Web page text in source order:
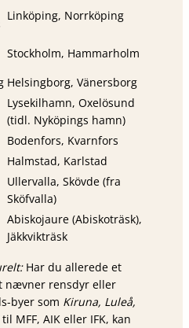
Linköping, Norrköping
Stockholm, Hammarholm
Helsingborg, Vänersborg
Lysekilhamn, Oxelösund
(tidl. Nyköpings hamn)
Bodenfors, Kvarnfors
Halmstad, Karlstad
Ullervalla, Skövde (fra
Sköfvalla)
Abiskojaure (Abiskoträsk),
Jäkkvikträsk
Har du allerede et
nævner rensdyr eller
byer som Kiruna, Luleå,
MFF, AIK eller IFK, kan